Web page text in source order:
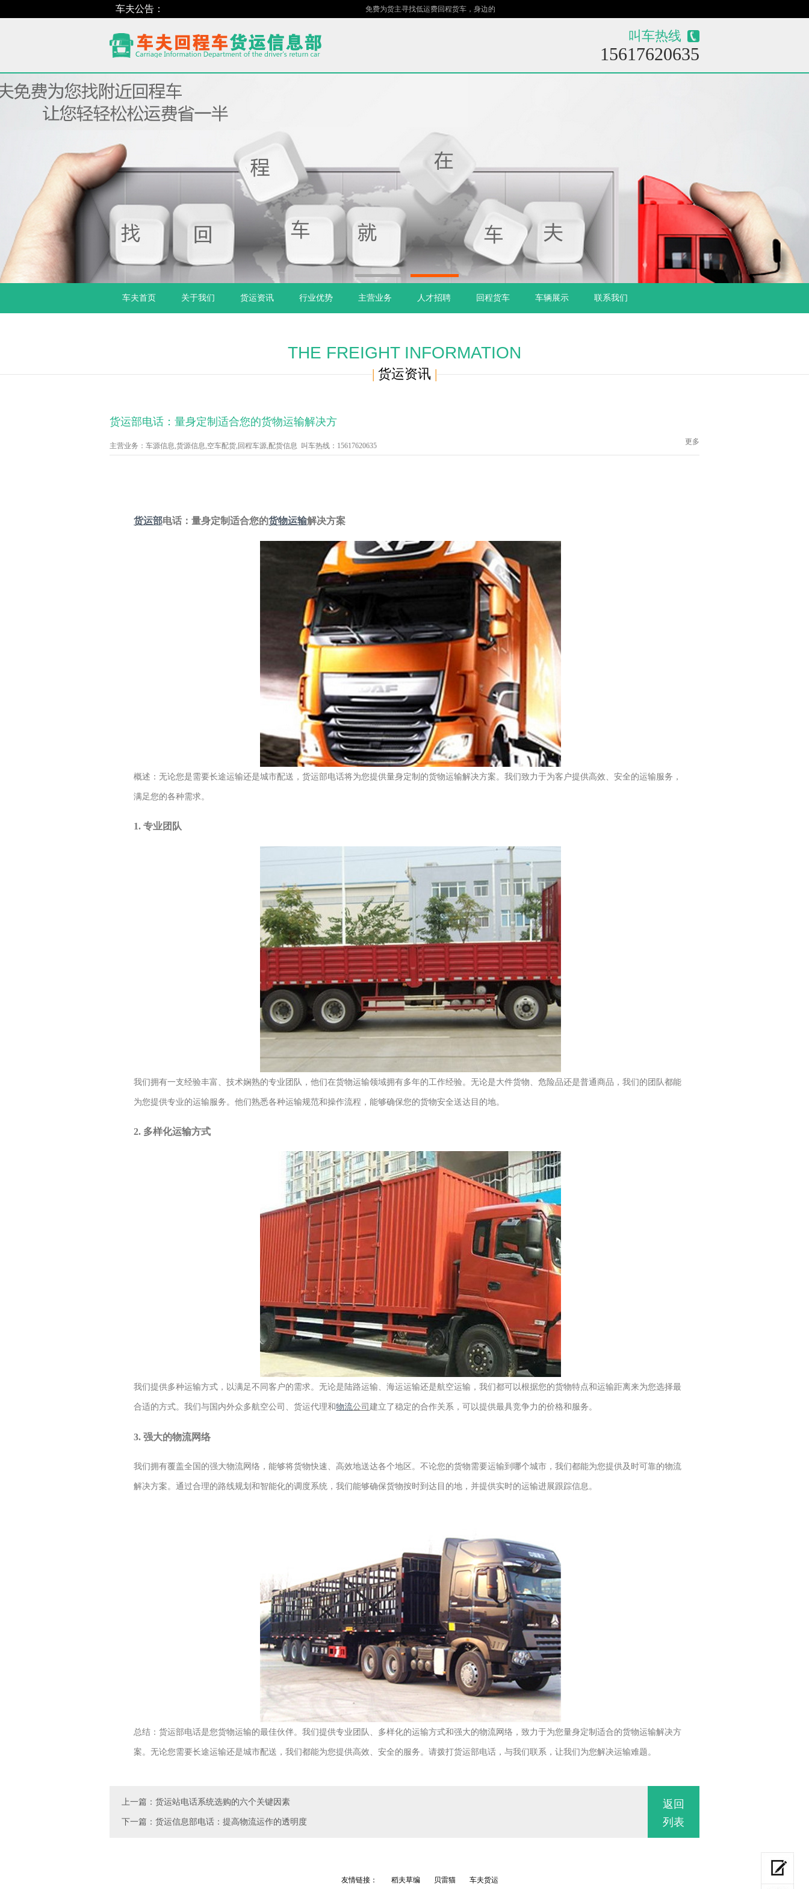
车夫公告： 免费为货主寻找低运费回程货车，身边的车场，指尖的货站！
叫车热线
15617620635
1 2
车夫首页 关于我们 货运资讯 行业优势 主营业务 人才招聘 回程货车 车辆展示 联系我们
THE FREIGHT INFORMATION
| 货运资讯 |
货运部电话：量身定制适合您的货物运输解决方
主营业务：车源信息,货源信息,空车配货,回程车源,配货信息 叫车热线：15617620635 更多
货运部电话：量身定制适合您的货物运输解决方案
概述：无论您是需要长途运输还是城市配送，货运部电话将为您提供量身定制的货物运输解决方案。我们致力于为客户提供高效、安全的运输服务，
满足您的各种需求。
1. 专业团队
我们拥有一支经验丰富、技术娴熟的专业团队，他们在货物运输领域拥有多年的工作经验。无论是大件货物、危险品还是普通商品，我们的团队都能
为您提供专业的运输服务。他们熟悉各种运输规范和操作流程，能够确保您的货物安全送达目的地。
2. 多样化运输方式
我们提供多种运输方式，以满足不同客户的需求。无论是陆路运输、海运运输还是航空运输，我们都可以根据您的货物特点和运输距离来为您选择最
合适的方式。我们与国内外众多航空公司、货运代理和物流公司 建立了稳定的合作关系，可以提供最具竞争力的价格和服务。
3. 强大的物流网络
我们拥有覆盖全国的强大物流网络，能够将货物快速、高效地送达各个地区。不论您的货物需要运输到哪个城市，我们都能为您提供及时可靠的物流
解决方案。通过合理的路线规划和智能化的调度系统，我们能够确保货物按时到达目的地，并提供实时的运输进展跟踪信息。
总结：货运部电话是您货物运输的最佳伙伴。我们提供专业团队、多样化的运输方式和强大的物流网络，致力于为您量身定制适合的货物运输解决方
案。无论您需要长途运输还是城市配送，我们都能为您提供高效、安全的服务。请拨打货运部电话，与我们联系，让我们为您解决运输难题。
上一篇：货运站电话系统选购的六个关键因素
下一篇：货运信息部电话：提高物流运作的透明度
返回
列表
友情链接： 稻夫草编 贝雷猫 车夫货运